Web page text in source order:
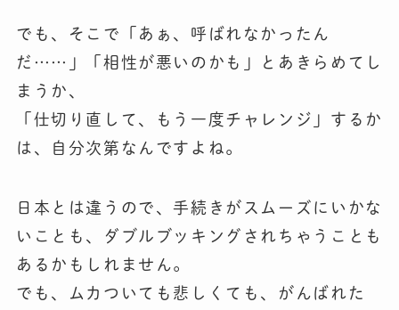
でも、そこで「あぁ、呼ばれなかったん
だ……」「相性が悪いのかも」とあきらめてし
まうか、
「仕切り直して、もう一度チャレンジ」するか
は、自分次第なんですよね。
日本とは違うので、手続きがスムーズにいかな
いことも、ダブルブッキングされちゃうことも
あるかもしれません。
でも、ムカついても悲しくても、がんばれた